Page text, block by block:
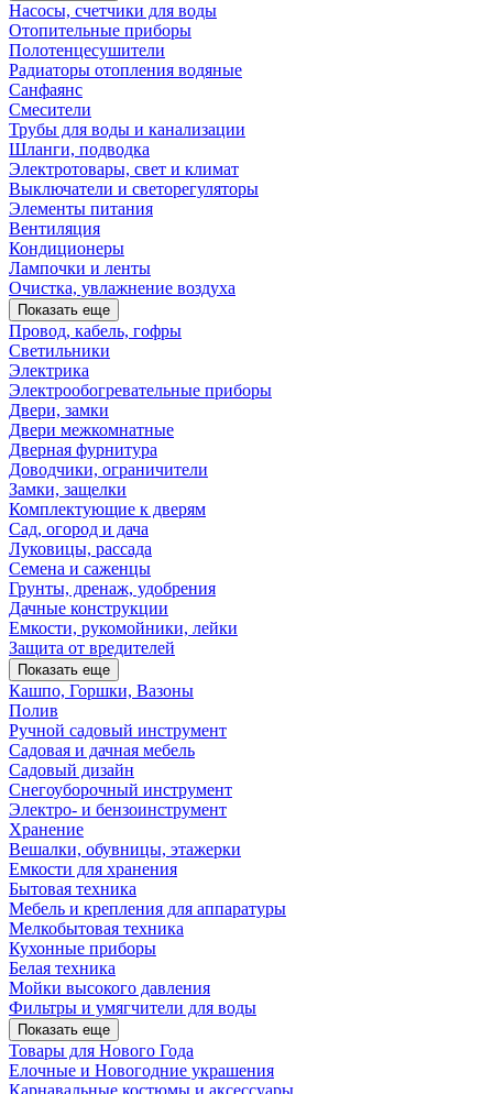
Насосы, счетчики для воды
Отопительные приборы
Полотенцесушители
Радиаторы отопления водяные
Санфаянс
Смесители
Трубы для воды и канализации
Шланги, подводка
Электротовары, свет и климат
Выключатели и светорегуляторы
Элементы питания
Вентиляция
Кондиционеры
Лампочки и ленты
Очистка, увлажнение воздуха
Показать еще
Провод, кабель, гофры
Светильники
Электрика
Электрообогревательные приборы
Двери, замки
Двери межкомнатные
Дверная фурнитура
Доводчики, ограничители
Замки, защелки
Комплектующие к дверям
Сад, огород и дача
Луковицы, рассада
Семена и саженцы
Грунты, дренаж, удобрения
Дачные конструкции
Емкости, рукомойники, лейки
Защита от вредителей
Показать еще
Кашпо, Горшки, Вазоны
Полив
Ручной садовый инструмент
Садовая и дачная мебель
Садовый дизайн
Снегоуборочный инструмент
Электро- и бензоинструмент
Хранение
Вешалки, обувницы, этажерки
Емкости для хранения
Бытовая техника
Мебель и крепления для аппаратуры
Мелкобытовая техника
Кухонные приборы
Белая техника
Мойки высокого давления
Фильтры и умягчители для воды
Показать еще
Товары для Нового Года
Елочные и Новогодние украшения
Карнавальные костюмы и аксессуары